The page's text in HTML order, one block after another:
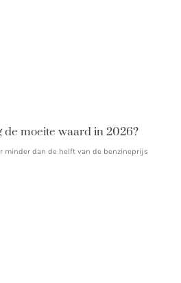
de moeite waard in 2026?
minder dan de helft van de benzineprijs